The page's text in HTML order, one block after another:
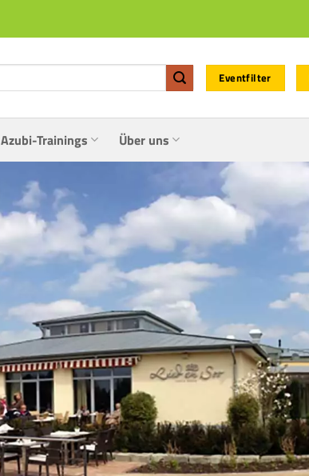
Eventfilter
Azubi-Trainings Über uns